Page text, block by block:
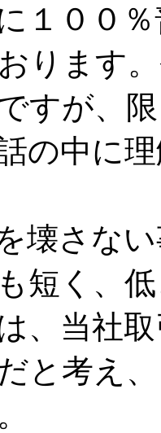
１００
ります
すが、
の中に
壊さな
短く、
、当社
と考え